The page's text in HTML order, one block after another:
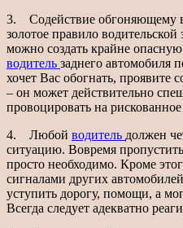
3. Содействие обгоняющему
золотое правило
можно создать крайне
водитель заднего автомобиля
хочет Вас обогнать, проявите
– он может действительно
провоцировать на
4. Любой водитель должен
ситуацию. Вовремя
просто необходимо. Кроме
сигналами других
уступить дорогу, помощи, а
Всегда следует адекватно